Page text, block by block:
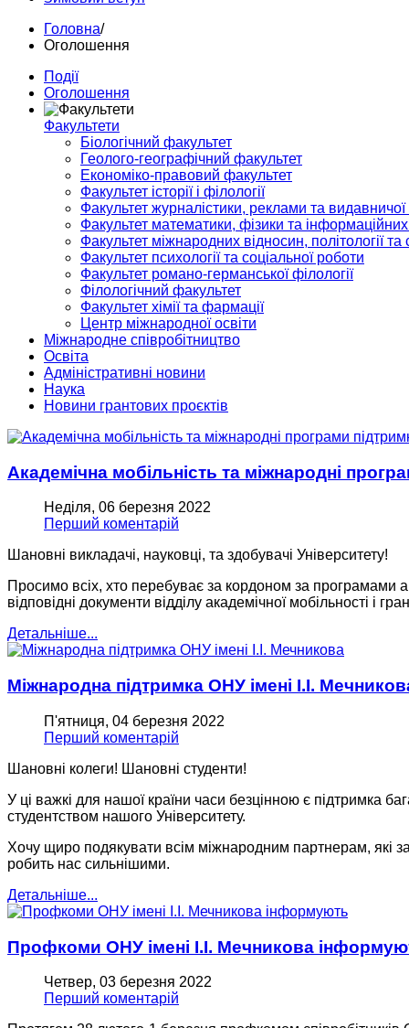
Головна/
Оголошення
Події
Оголошення
Факультети
Біологічний факультет
Геолого-географічний факультет
Економіко-правовий факультет
Факультет історії і філології
Факультет журналістики, реклами та
Факультет математики, фізики та інформаційних
Факультет міжнародних відносин, політології та
Факультет психології та соціальної роботи
Факультет романо-германської філології
Філологічний факультет
Факультет хімії та фармації
Центр міжнародної освіти
Міжнародне співробітництво
Освіта
Адміністративні новини
Наука
Новини грантових проєктів
Академічна мобільність та міжнародні
Неділя, 06 березня 2022
Перший коментарій
Шановні викладачі, науковці, та здобувачі Університету!
Просимо всіх, хто перебуває за кордоном за програмами
відповідні документи відділу академічної мобільності і
Детальніше...
Міжнародна підтримка ОНУ імені І.І.
П'ятниця, 04 березня 2022
Перший коментарій
Шановні колеги! Шановні студенти!
У ці важкі для нашої країни часи безцінною є підтримка
студентством нашого Університету.
Хочу щиро подякувати всім міжнародним партнерам, які
робить нас сильнішими.
Детальніше...
Профкоми ОНУ імені І.І. Мечникова
Четвер, 03 березня 2022
Перший коментарій